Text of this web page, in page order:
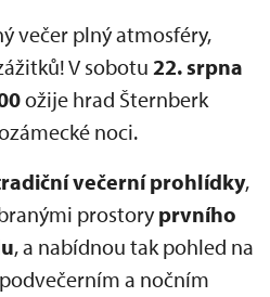
večer plný atmosféry,
V sobotu22. srpna
ožije hrad Šternberk
noci.
večerní prohlídky,
prostory prvního
, a nabídnou tak pohled na
a nočním